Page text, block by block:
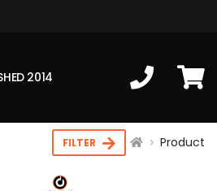
2014
FILTER Product